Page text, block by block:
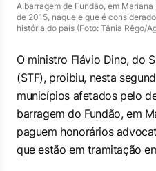
A barragem de Fundão, em
de 2015, naquele que é
história do país (Foto: Tânia Rêgo/
O ministro Flávio Dino, do
(STF), proibiu, nesta
municípios afetados pelo
barragem do Fundão, em
paguem honorários
que estão em tramitação